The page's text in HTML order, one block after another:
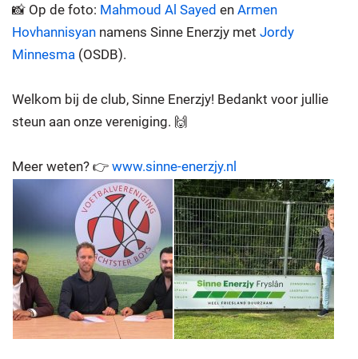
📸 Op de foto: Mahmoud Al Sayed en Armen
Hovhannisyan namens Sinne Enerzjy met Jordy
Minnesma (OSDB).
Welkom bij de club, Sinne Enerzjy! Bedankt voor jullie
steun aan onze vereniging. 🙌
Meer weten? 👉 www.sinne-enerzjy.nl